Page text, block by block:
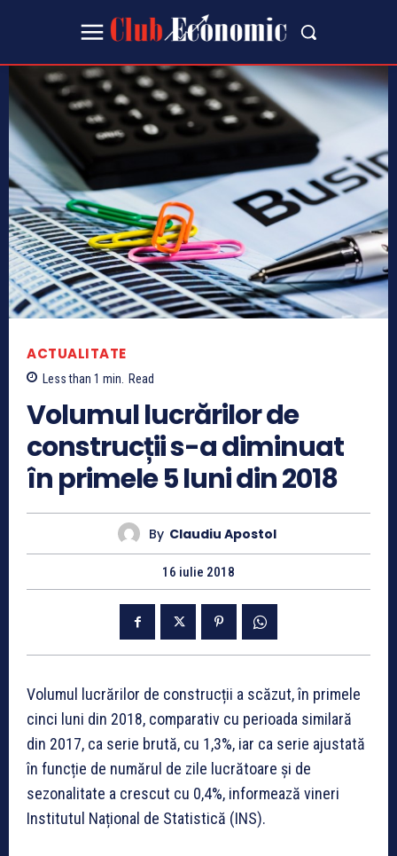
ACTUALITATE
Less than 1 min. Read
Volumul lucrărilor de
construcții s-a diminuat
în primele 5 luni din 2018
By Claudiu Apostol
16 iulie 2018
Volumul lucrărilor de construcții a scăzut, în primele
cinci luni din 2018, comparativ cu perioada similară
din 2017, ca serie brută, cu 1,3%, iar ca serie ajustată
în funcție de numărul de zile lucrătoare și de
sezonalitate a crescut cu 0,4%, informează vineri
Institutul Național de Statistică (INS).